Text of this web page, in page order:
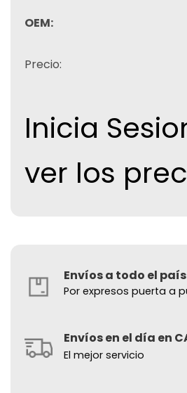
OEM:
Precio:
Inicia
ver los
Envíos a todo el país
Por expresos puerta a
Envíos en el día en
El mejor servicio